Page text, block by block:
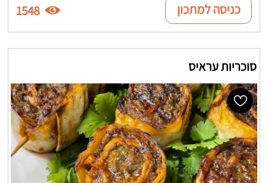
כניסה למתכון 1548
סוכריות עראיס